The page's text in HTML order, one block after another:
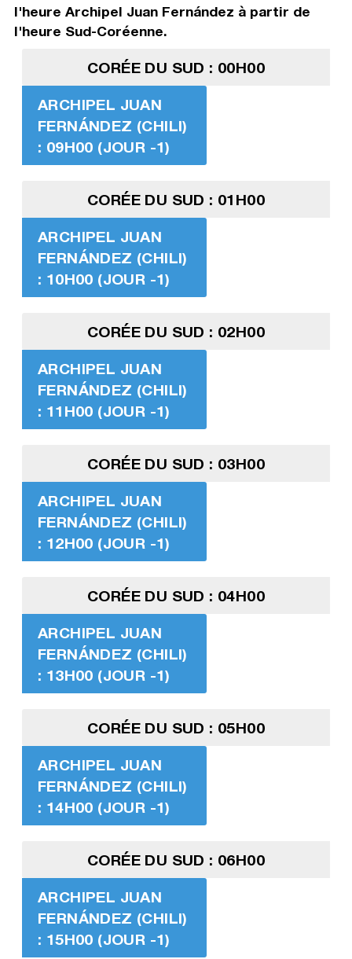
l'heure Archipel Juan Fernández à partir de
l'heure Sud-Coréenne.
CORÉE DU SUD : 00H00
ARCHIPEL JUAN
FERNÁNDEZ (CHILI)
: 09H00 (JOUR -1)
CORÉE DU SUD : 01H00
ARCHIPEL JUAN
FERNÁNDEZ (CHILI)
: 10H00 (JOUR -1)
CORÉE DU SUD : 02H00
ARCHIPEL JUAN
FERNÁNDEZ (CHILI)
: 11H00 (JOUR -1)
CORÉE DU SUD : 03H00
ARCHIPEL JUAN
FERNÁNDEZ (CHILI)
: 12H00 (JOUR -1)
CORÉE DU SUD : 04H00
ARCHIPEL JUAN
FERNÁNDEZ (CHILI)
: 13H00 (JOUR -1)
CORÉE DU SUD : 05H00
ARCHIPEL JUAN
FERNÁNDEZ (CHILI)
: 14H00 (JOUR -1)
CORÉE DU SUD : 06H00
ARCHIPEL JUAN
FERNÁNDEZ (CHILI)
: 15H00 (JOUR -1)